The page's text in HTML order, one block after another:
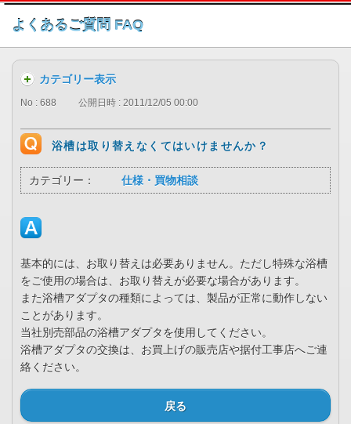
このページの本文へ
よくあるご質問 FAQ
カテゴリー表示
No : 688 公開日時 : 2011/12/05 00:00
浴槽は取り替えなくてはいけませんか？
カテゴリー： 仕様・買物相談
基本的には、お取り替えは必要ありません。ただし特殊な浴槽
をご使用の場合は、お取り替えが必要な場合があります。
また浴槽アダプタの種類によっては、製品が正常に動作しない
ことがあります。
当社別売部品の浴槽アダプタを使用してください。
浴槽アダプタの交換は、お買上げの販売店や据付工事店へご連
絡ください。
戻る